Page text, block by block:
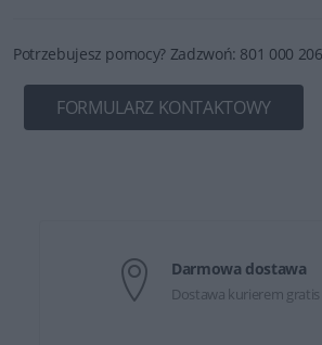
Potrzebujesz pomocy? Zadzwoń: 801 000
FORMULARZ KONTAKTOWY
Darmowa dostawa
Dostawa kurierem gratis